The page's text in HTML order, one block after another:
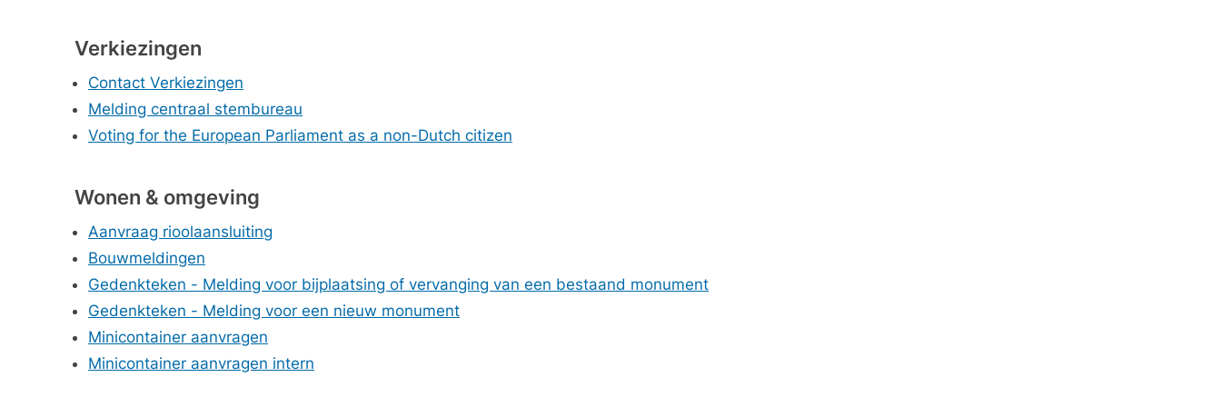
Verkiezingen
Contact Verkiezingen
Melding centraal stembureau
Voting for the European Parliament as a non-Dutch citizen
Wonen & omgeving
Aanvraag rioolaansluiting
Bouwmeldingen
Gedenkteken - Melding voor bijplaatsing of vervanging van een bestaand monument
Gedenkteken - Melding voor een nieuw monument
Minicontainer aanvragen
Minicontainer aanvragen intern